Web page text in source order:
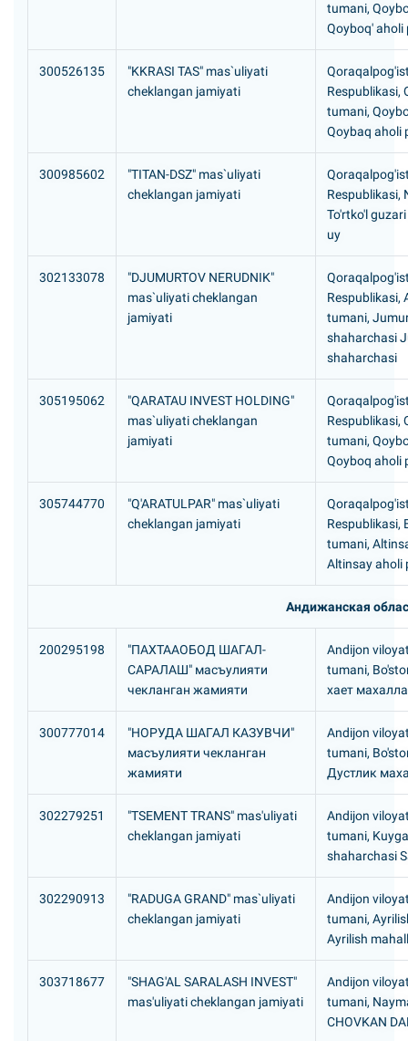
tumani,
Qoyboq' aholi
300526135
"KKRASI TAS" mas`uliyati
cheklangan jamiyati
Respublikasi,
tumani,
Qoybaq aholi
300985602
"TITAN-DSZ" mas`uliyati
cheklangan jamiyati
Respublikasi,
To'rtko'l
uy
302133078
"DJUMURTOV NERUDNIK"
mas`uliyati cheklangan
jamiyati
Respublikasi,
tumani,
shaharchasi
shaharchasi
305195062
"QARATAU INVEST HOLDING"
mas`uliyati cheklangan
jamiyati
Respublikasi,
tumani,
Qoyboq aholi
305744770
"Q'ARATULPAR" mas`uliyati
cheklangan jamiyati
Respublikasi,
tumani,
Altinsay aholi
Андижанская
200295198
"ПАХТААОБОД ШАГАЛ-
САРАЛАШ" масъулияти
чекланган жамияти
Andijon
tumani,
хает
300777014
"HОРУДА ШАГАЛ КАЗУВЧИ"
масъулияти чекланган
жамияти
Andijon
tumani,
Дустлик
302279251
"TSEMENT TRANS" mas'uliyati
cheklangan jamiyati
Andijon
tumani,
shaharchasi
302290913
"RADUGA GRAND" mas`uliyati
cheklangan jamiyati
Andijon
tumani,
Ayrilish
303718677
"SHAG'AL SARALASH INVEST"
mas'uliyati cheklangan jamiyati
Andijon
tumani,
CHOVKAN